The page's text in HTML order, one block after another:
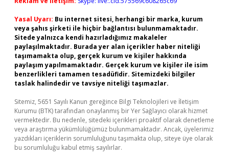
Yasal Uyarı: Bu internet sitesi, herhangi bir marka, kurum
veya şahıs şirketi ile hiçbir bağlantısı bulunmamaktadır.
Sitede yalnızca kendi hazırladığımız makaleler
paylaşılmaktadır. Burada yer alan içerikler haber niteliği
taşımamakta olup, gerçek kurum ve kişiler hakkında
paylaşım yapılmamaktadır. Gerçek kurum ve kişiler ile isim
benzerlikleri tamamen tesadüfidir. Sitemizdeki bilgiler
taslak halindedir ve tavsiye niteliği taşımazlar.
Sitemiz, 5651 Sayılı Kanun gereğince Bilgi Teknolojileri ve İletişim
Kurumu (BTK) tarafından onaylanmış bir Yer Sağlayıcı olarak hizmet
vermektedir. Bu nedenle, sitedeki içerikleri proaktif olarak denetleme
veya araştırma yükümlülüğümüz bulunmamaktadır. Ancak, üyelerimiz
yazdıkları içeriklerin sorumluluğunu taşımakta olup, siteye üye olarak
bu sorumluluğu kabul etmiş sayılırlar.